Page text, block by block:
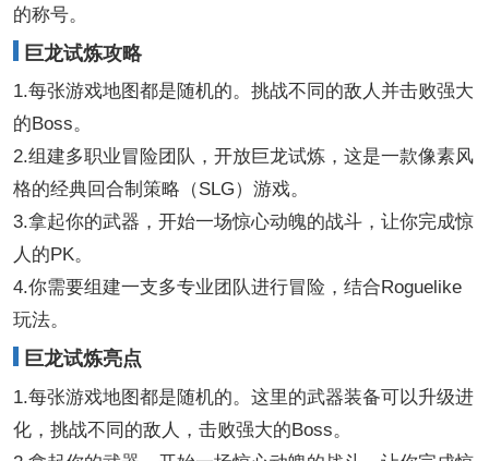
的称号。
巨龙试炼攻略
1.每张游戏地图都是随机的。挑战不同的敌人并击败强大
的Boss。
2.组建多职业冒险团队，开放巨龙试炼，这是一款像素风
格的经典回合制策略（SLG）游戏。
3.拿起你的武器，开始一场惊心动魄的战斗，让你完成惊
人的PK。
4.你需要组建一支多专业团队进行冒险，结合Roguelike
玩法。
巨龙试炼亮点
1.每张游戏地图都是随机的。这里的武器装备可以升级进
化，挑战不同的敌人，击败强大的Boss。